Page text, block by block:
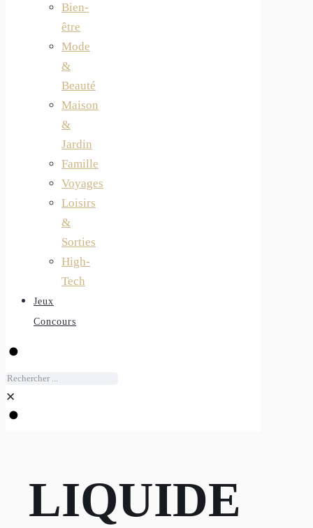
Bien-
être
Mode
&
Beauté
Maison
&
Jardin
Famille
Voyages
Loisirs
&
Sorties
High-
Tech
Jeux
Concours
✕
LIQUIDE